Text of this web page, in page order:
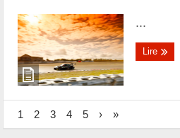
...
Lire
1 2 3 4 5 › »